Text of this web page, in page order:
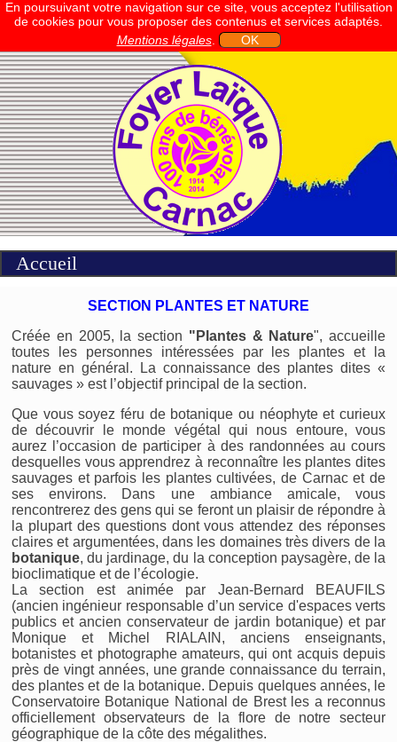
En poursuivant votre navigation sur ce site, vous acceptez l'utilisation
de cookies pour vous proposer des contenus et services adaptés.
Mentions légales. OK
Accueil
SECTION PLANTES ET NATURE
Créée en 2005, la section "Plantes & Nature", accueille
toutes les personnes intéressées par les plantes et la
nature en général. La connaissance des plantes dites «
sauvages » est l’objectif principal de la section.
Que vous soyez féru de botanique ou néophyte et curieux
de découvrir le monde végétal qui nous entoure, vous
aurez l’occasion de participer à des randonnées au cours
desquelles vous apprendrez à reconnaître les plantes dites
sauvages et parfois les plantes cultivées, de Carnac et de
ses environs. Dans une ambiance amicale, vous
rencontrerez des gens qui se feront un plaisir de répondre à
la plupart des questions dont vous attendez des réponses
claires et argumentées, dans les domaines très divers de la
botanique, du jardinage, du la conception paysagère, de la
bioclimatique et de l’écologie.
La section est animée par Jean-Bernard BEAUFILS
(ancien ingénieur responsable d’un service d'espaces verts
publics et ancien conservateur de jardin botanique) et par
Monique et Michel RIALAIN, anciens enseignants,
botanistes et photographe amateurs, qui ont acquis depuis
près de vingt années, une grande connaissance du terrain,
des plantes et de la botanique. Depuis quelques années, le
Conservatoire Botanique National de Brest les a reconnus
officiellement observateurs de la flore de notre secteur
géographique de la côte des mégalithes.